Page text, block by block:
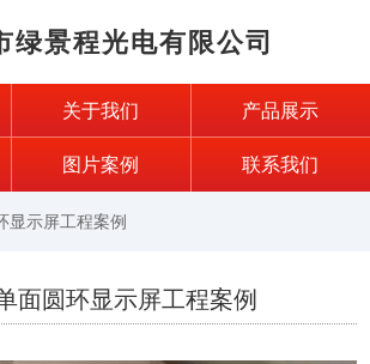
绿景程光电有限公司
关于我们 产品展示
图片案例 联系我们
显示屏工程案例
面圆环显示屏工程案例